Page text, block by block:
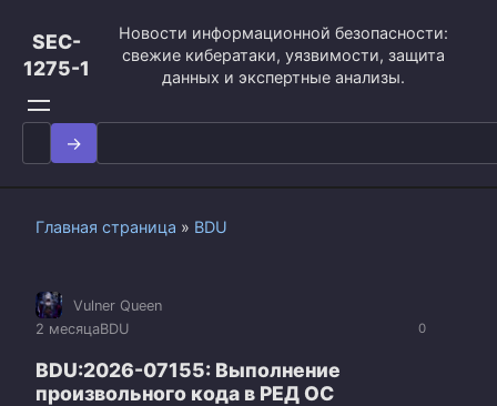
контенту
SEC-
1275-1
Новости информационной безопасности:
свежие кибератаки, уязвимости, защита
данных и экспертные анализы.
Search
for:
Главная страница » BDU
0
Vulner Queen
2 месяцаBDU
BDU:2026-07155: Выполнение
произвольного кода в РЕД ОС